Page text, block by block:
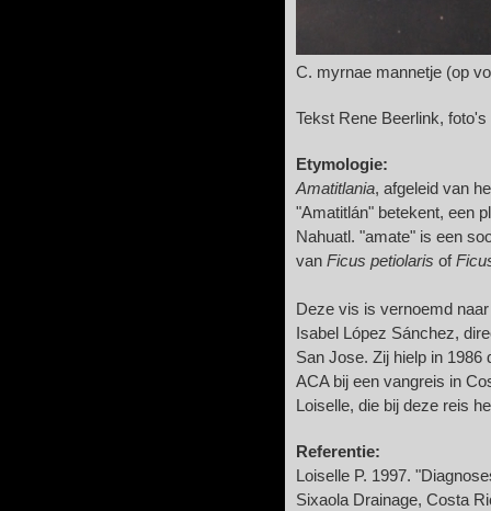
C. myrnae mannetje (op
Tekst Rene Beerlink,
Etymologie:
Amatitlania, afgeleid van
"Amatitlán" betekent, een
Nahuatl. "amate" is een
van Ficus petiolaris of
Deze vis is vernoemd
Isabel López Sánchez,
San Jose. Zij hielp in 1986
ACA bij een vangreis in
Loiselle, die bij deze reis
Referentie:
Loiselle P. 1997.
Sixaola Drainage, Costa